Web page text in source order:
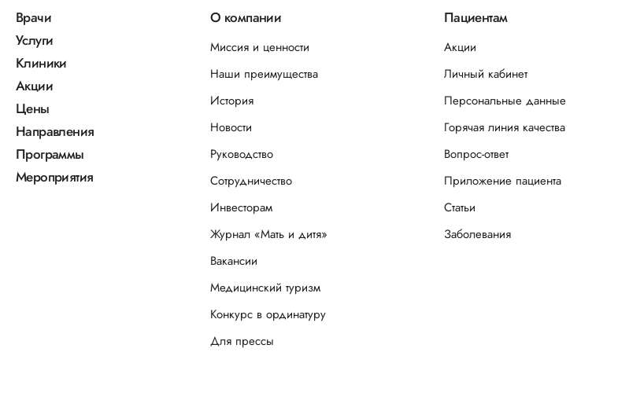
Врачи
Услуги
Клиники
Акции
Цены
Направления
Программы
Мероприятия
О компании
Миссия и ценности
Наши преимущества
История
Новости
Руководство
Сотрудничество
Инвесторам
Журнал «Мать и дитя»
Вакансии
Медицинский туризм
Конкурс в ординатуру
Для прессы
Пациентам
Акции
Личный кабинет
Персональные данные
Горячая линия качества
Вопрос-ответ
Приложение пациента
Статьи
Заболевания